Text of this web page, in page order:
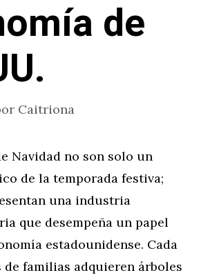
de
Caitriona
Navidad no son solo un
de la temporada festiva;
una industria
que desempeña un papel
estadounidense. Cada
de familias adquieren árboles